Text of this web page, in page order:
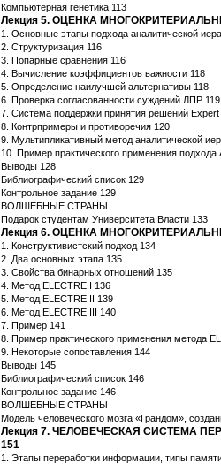
Компьютерная генетика 113
Лекция 5. ОЦЕНКА
1. Основные этапы подхода аналитической
2. Структуризация 116
3. Попарные сравнения 116
4. Вычисление коэффициентов важности 118
5. Определение наилучшей альтернативы 118
6. Проверка согласованности суждений ЛПР 119
7. Система поддержки принятия решений
8. Контрпримеры и противоречия 120
9. Мультипликативный метод аналитической
10. Пример практического применения
Выводы 128
Библиографический список 129
Контрольное задание 129
ВОЛШЕБНЫЕ СТРАНЫ
Подарок студентам Университета Власти 133
Лекция 6. ОЦЕНКА
1. Конструктивистский подход 134
2. Два основных этапа 135
3. Свойства бинарных отношений 135
4. Метод ELECTRE I 136
5. Метод ELECTRE II 139
6. Метод ELECTRE III 140
7. Пример 141
8. Пример практического применения метода
9. Некоторые сопоставления 144
Выводы 145
Библиографический список 146
Контрольное задание 146
ВОЛШЕБНЫЕ СТРАНЫ
Модель человеческого мозга «Грандом»,
Лекция 7. ЧЕЛОВЕЧЕСКАЯ СИСТЕМА
151
1. Этапы переработки информации, типы